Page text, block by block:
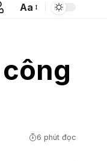
Font
Aa
6 phút đọc